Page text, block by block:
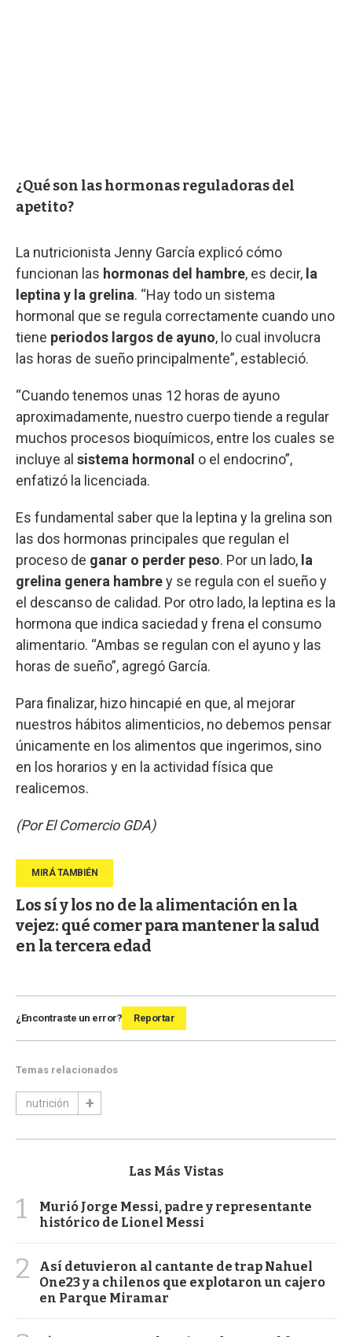
¿Qué son las hormonas reguladoras del
apetito?
La nutricionista Jenny García explicó cómo
funcionan las hormonas del hambre, es decir, la
leptina y la grelina. “Hay todo un sistema
hormonal que se regula correctamente cuando uno
tiene periodos largos de ayuno, lo cual involucra
las horas de sueño principalmente”, estableció.
“Cuando tenemos unas 12 horas de ayuno
aproximadamente, nuestro cuerpo tiende a regular
muchos procesos bioquímicos, entre los cuales se
incluye al sistema hormonal o el endocrino”,
enfatizó la licenciada.
Es fundamental saber que la leptina y la grelina son
las dos hormonas principales que regulan el
proceso de ganar o perder peso. Por un lado, la
grelina genera hambrey se regula con el sueño y
el descanso de calidad. Por otro lado, la leptina es la
hormona que indica saciedad y frena el consumo
alimentario. “Ambas se regulan con el ayuno y las
horas de sueño”, agregó García.
Para finalizar, hizo hincapié en que, al mejorar
nuestros hábitos alimenticios, no debemos pensar
únicamente en los alimentos que ingerimos, sino
en los horarios y en la actividad física que
realicemos.
(Por El Comercio GDA)
Los sí y los no de la alimentación en la
vejez: qué comer para mantener la salud
en la tercera edad
¿Encontraste un error? Reportar
Temas relacionados
nutrición
Las Más Vistas
1
Murió Jorge Messi, padre y representante
histórico de Lionel Messi
2
Así detuvieron al cantante de trap Nahuel
One23 y a chilenos que explotaron un cajero
en Parque Miramar